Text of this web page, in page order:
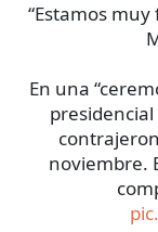
“Estamos muy
En una
noviembre.